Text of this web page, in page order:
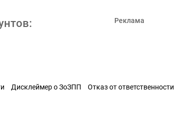
Реклама
Дисклеймер о ЗоЗПП Отказ от ответственности